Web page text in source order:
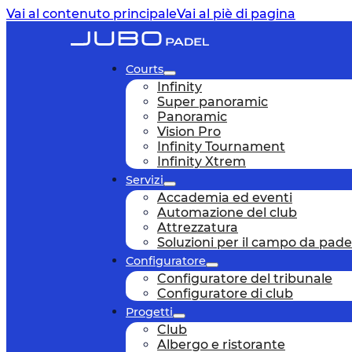
Vai al contenuto principaleVai al piè di pagina
Courts
Infinity
Super panoramic
Panoramic
Vision Pro
Infinity Tournament
Infinity Xtrem
Servizi
Accademia ed eventi
Automazione del club
Attrezzatura
Soluzioni per il campo da
Configuratore
Configuratore del tribunale
Configuratore di club
Progetti
Club
Albergo e ristorante